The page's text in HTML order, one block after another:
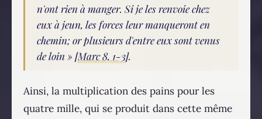
n'ont rien à manger. Si je les renvoie chez
eux à jeun, les forces leur manqueront en
chemin; or plusieurs d'entre eux sont venus
de loin » [Marc 8, 1-3].
Ainsi, la multiplication des pains pour les
quatre mille, qui se produit dans cette même